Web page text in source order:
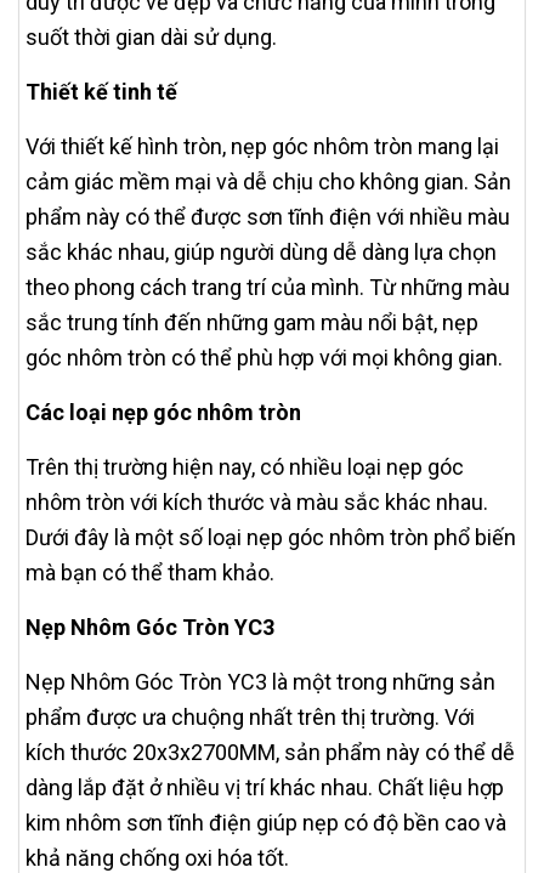
suốt thời gian dài sử dụng.
Thiết kế tinh tế
Với thiết kế hình tròn, nẹp góc nhôm tròn mang lại
cảm giác mềm mại và dễ chịu cho không gian. Sản
phẩm này có thể được sơn tĩnh điện với nhiều màu
sắc khác nhau, giúp người dùng dễ dàng lựa chọn
theo phong cách trang trí của mình. Từ những màu
sắc trung tính đến những gam màu nổi bật, nẹp
góc nhôm tròn có thể phù hợp với mọi không gian.
Các loại nẹp góc nhôm tròn
Trên thị trường hiện nay, có nhiều loại nẹp góc
nhôm tròn với kích thước và màu sắc khác nhau.
Dưới đây là một số loại nẹp góc nhôm tròn phổ biến
mà bạn có thể tham khảo.
Nẹp Nhôm Góc Tròn YC3
Nẹp Nhôm Góc Tròn YC3 là một trong những sản
phẩm được ưa chuộng nhất trên thị trường. Với
kích thước 20x3x2700MM, sản phẩm này có thể dễ
dàng lắp đặt ở nhiều vị trí khác nhau. Chất liệu hợp
kim nhôm sơn tĩnh điện giúp nẹp có độ bền cao và
khả năng chống oxi hóa tốt.